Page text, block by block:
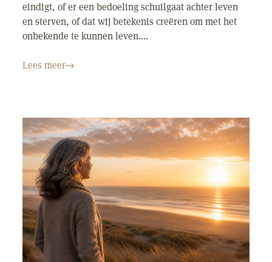
eindigt, of er een bedoeling schuilgaat achter leven
en sterven, of dat wij betekenis creëren om met het
onbekende te kunnen leven....
Lees meer